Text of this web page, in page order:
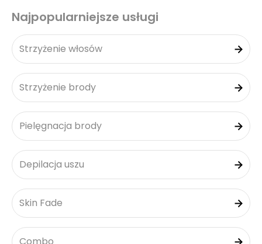
Najpopularniejsze usługi
Strzyżenie włosów
Strzyżenie brody
Pielęgnacja brody
Depilacja uszu
Skin Fade